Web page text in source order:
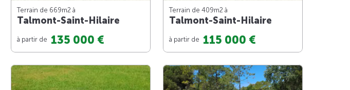
Terrain de 669m2 à
Talmont-Saint-Hilaire
à partir de 135 000 €
Terrain de 409m2 à
Talmont-Saint-Hilaire
à partir de 115 000 €